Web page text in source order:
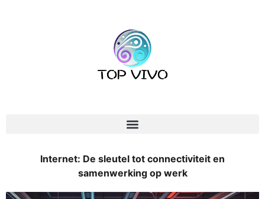
Internet: De sleutel tot connectiviteit en
samenwerking op werk